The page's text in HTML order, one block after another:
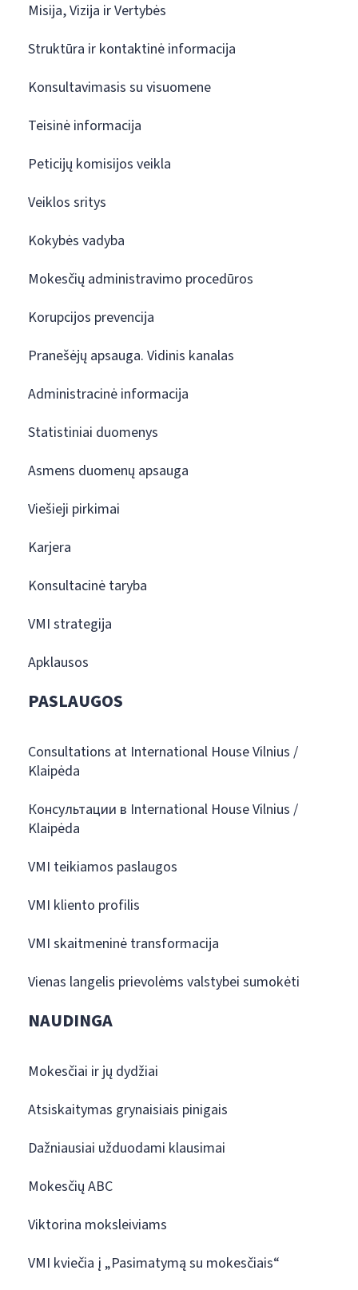
Misija, Vizija ir Vertybės
Struktūra ir kontaktinė informacija
Konsultavimasis su visuomene
Teisinė informacija
Peticijų komisijos veikla
Veiklos sritys
Kokybės vadyba
Mokesčių administravimo procedūros
Korupcijos prevencija
Pranešėjų apsauga. Vidinis kanalas
Administracinė informacija
Statistiniai duomenys
Asmens duomenų apsauga
Viešieji pirkimai
Karjera
Konsultacinė taryba
VMI strategija
Apklausos
PASLAUGOS
Consultations at International House Vilnius /
Klaipėda
Консультации в International House Vilnius /
Klaipėda
VMI teikiamos paslaugos
VMI kliento profilis
VMI skaitmeninė transformacija
Vienas langelis prievolėms valstybei sumokėti
NAUDINGA
Mokesčiai ir jų dydžiai
Atsiskaitymas grynaisiais pinigais
Dažniausiai užduodami klausimai
Mokesčių ABC
Viktorina moksleiviams
VMI kviečia į „Pasimatymą su mokesčiais“